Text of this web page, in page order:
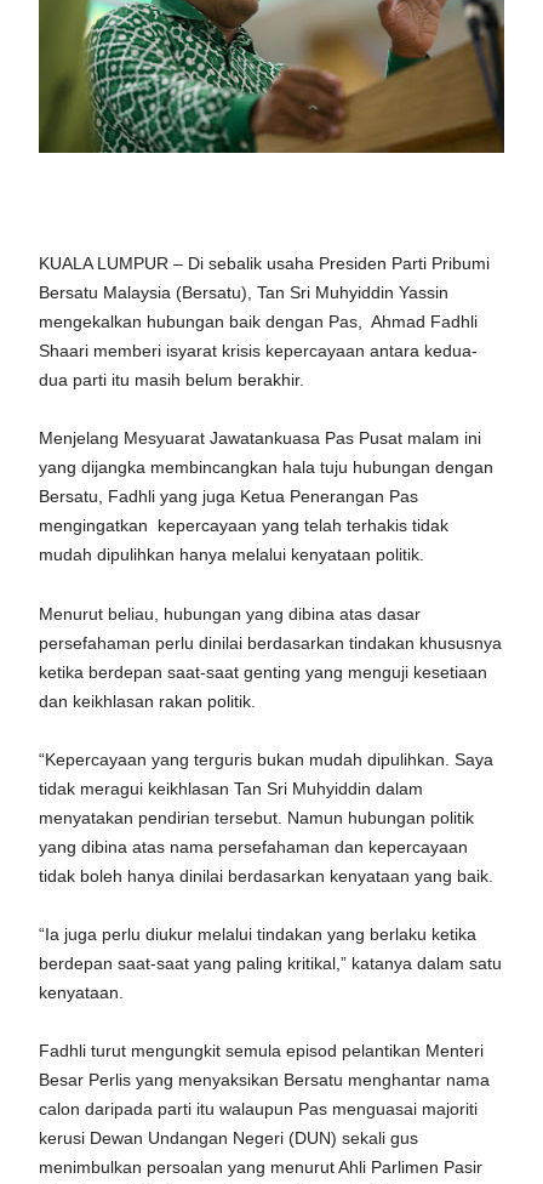
KUALA LUMPUR – Di sebalik usaha Presiden Parti Pribumi
Bersatu Malaysia (Bersatu), Tan Sri Muhyiddin Yassin
mengekalkan hubungan baik dengan Pas, Ahmad Fadhli
Shaari memberi isyarat krisis kepercayaan antara kedua-
dua parti itu masih belum berakhir.
Menjelang Mesyuarat Jawatankuasa Pas Pusat malam ini
yang dijangka membincangkan hala tuju hubungan dengan
Bersatu, Fadhli yang juga Ketua Penerangan Pas
mengingatkan kepercayaan yang telah terhakis tidak
mudah dipulihkan hanya melalui kenyataan politik.
Menurut beliau, hubungan yang dibina atas dasar
persefahaman perlu dinilai berdasarkan tindakan khususnya
ketika berdepan saat-saat genting yang menguji kesetiaan
dan keikhlasan rakan politik.
“Kepercayaan yang terguris bukan mudah dipulihkan. Saya
tidak meragui keikhlasan Tan Sri Muhyiddin dalam
menyatakan pendirian tersebut. Namun hubungan politik
yang dibina atas nama persefahaman dan kepercayaan
tidak boleh hanya dinilai berdasarkan kenyataan yang baik.
“Ia juga perlu diukur melalui tindakan yang berlaku ketika
berdepan saat-saat yang paling kritikal,” katanya dalam satu
kenyataan.
Fadhli turut mengungkit semula episod pelantikan Menteri
Besar Perlis yang menyaksikan Bersatu menghantar nama
calon daripada parti itu walaupun Pas menguasai majoriti
kerusi Dewan Undangan Negeri (DUN) sekali gus
menimbulkan persoalan yang menurut Ahli Parlimen Pasir